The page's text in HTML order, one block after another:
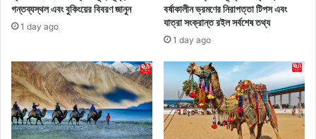
ল্যা
ভি
সা
-
মু
ক্ত
থা
সা
রি
খ
,
ই
তি
গন্তব্যস্থল এবং বুকিংয়ের বিবরণ জানুন
1 day ago
বর্ষাকালীন ভ্রমণের নিরাপত্তা টিপস এবং
যাত্রা সংক্রান্ত রইল সর্বশেষ তথ্য
1 day ago